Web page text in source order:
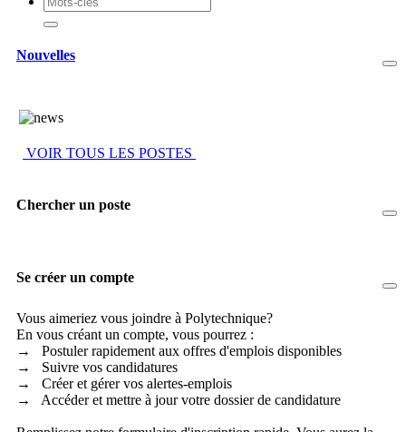
Nouvelles
VOIR TOUS LES POSTES
Chercher un poste
Se créer un compte
Vous aimeriez vous joindre à Polytechnique?
En vous créant un compte, vous pourrez :
→ Postuler rapidement aux offres d'emplois disponibles
→ Suivre vos candidatures
→ Créer et gérer vos alertes-emplois
→ Accéder et mettre à jour votre dossier de candidature